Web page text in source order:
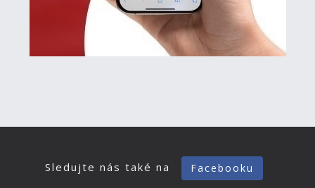
Sledujte nás také na Facebooku